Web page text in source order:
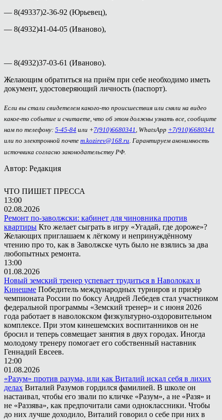
— 8(49337)2-36-92 (Юрьевец),
— 8(4932)41-04-05 (Иваново),
— 8(4932)37-03-61 (Иваново).
Желающим обратиться на приём при себе необходимо иметь
документ, удостоверяющий личность (паспорт).
Если вы стали свидетелем какого-то происшествия или сняли на видео
какое-то событие и считаете, что об этом должны узнать все, сообщите
нам по телефону: 5-45-84 или +7(910)6680341 , WhatsApp +7(910)6680341
или по электронной почте m.kozirev@168.ru. Гарантируем анонимность
источника согласно законодательству РФ.
Автор: Редакция
ЧТО ПИШЕТ ПРЕССА
13:00
02.08.2026
Ремонт по-заволжски: кабинет для чиновника против
квартиры Кто желает сыграть в игру «Угадай, где дороже»?
Желающих приглашаем к лёгкому и непринуждённому
чтению про то, как в Заволжске чуть было не взялись за два
любопытных ремонта.
13:00
01.08.2026
Новый земский тренер успевает трудиться в Наволоках и
Кинешме Победитель международных турниров и призёр
чемпионата России по боксу Андрей Лебедев стал участником
федеральной программы «Земский тренер» и с июня 2026
года работает в наволокском физкультурно-оздоровительном
комплексе. При этом кинешемских воспитанников он не
бросил и теперь совмещает занятия в двух городах. Иногда
молодому тренеру помогает его собственный наставник
Геннадий Евсеев.
12:00
01.08.2026
«Разум» против разума, или как Виталий искал себя в лихих
делах Виталий Разумов гордился фамилией. В школе он
настаивал, чтобы его звали по кличке «Разум», а не «Разя» и
не «Раззява», как предпочитали сами одноклассники. Чтобы
до них лучше доходило, Виталий говорил о себе при них в